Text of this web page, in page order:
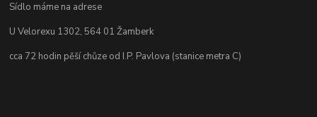
Sídlo máme na adrese
U Velorexu 1302, 564 01 Žamberk
cca 72 hodin pěší chůze od I.P. Pavlova (stanice metra C)